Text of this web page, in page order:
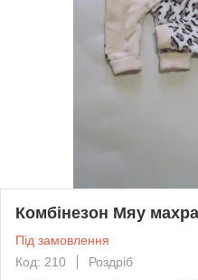
Комбінезон Мяу
Під замовлення
Код: 210
Роздріб